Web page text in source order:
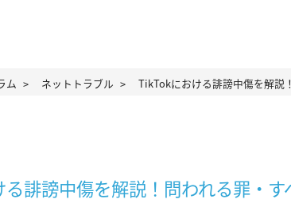
ム ネットトラブル TikTokにおける誹謗中傷を解説
誹謗中傷を解説！問われる罪・